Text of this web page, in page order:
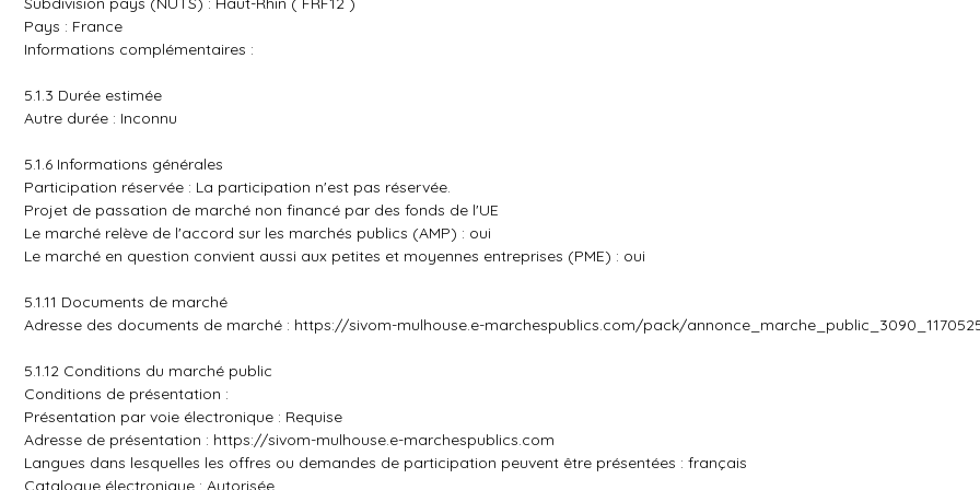
Pays : France
Informations complémentaires :
5.1.3 Durée estimée
Autre durée : Inconnu
5.1.6 Informations générales
Participation réservée : La participation n'est pas réservée.
Projet de passation de marché non financé par des fonds de l'UE
Le marché relève de l'accord sur les marchés publics (AMP) : oui
Le marché en question convient aussi aux petites et moyennes entreprises (PME) : oui
5.1.11 Documents de marché
Adresse des documents de marché : https://sivom-mulhouse.e-marchespublics.com/pack/
5.1.12 Conditions du marché public
Conditions de présentation :
Présentation par voie électronique : Requise
Adresse de présentation : https://sivom-mulhouse.e-marchespublics.com
Langues dans lesquelles les offres ou demandes de participation peuvent être présentées : français
Catalogue électronique : Autorisée